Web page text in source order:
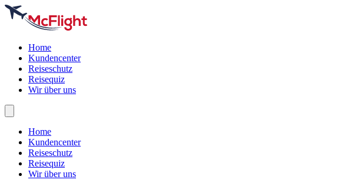
Home
Kundencenter
Reiseschutz
Reisequiz
Wir über uns
Home
Kundencenter
Reiseschutz
Reisequiz
Wir über uns